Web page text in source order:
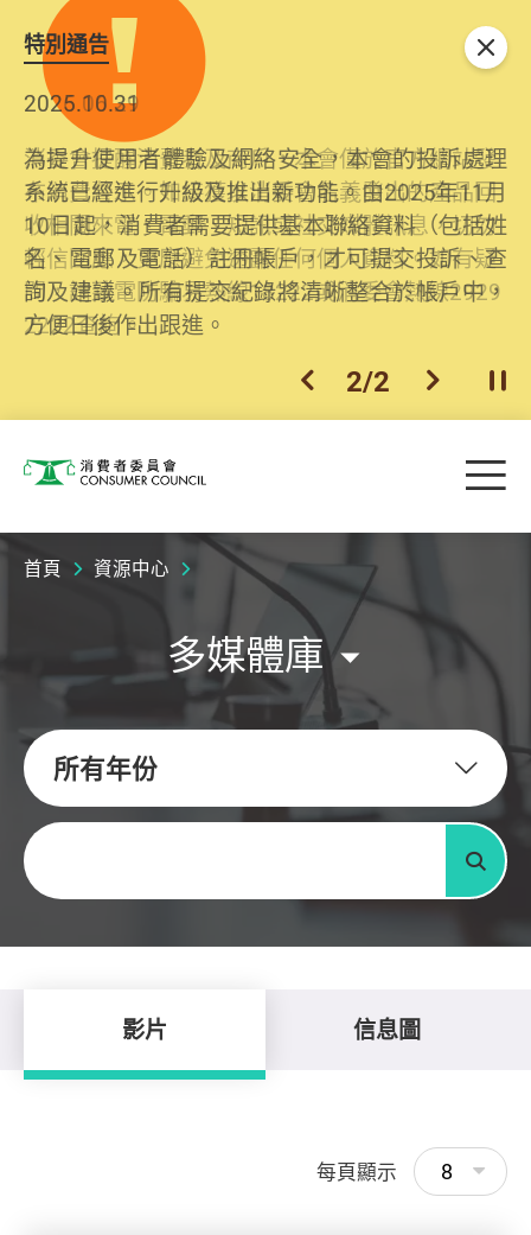
特別通告
2026.06.29
消委會提醒消費者及商戶，本會僅於官方網站發
布消費警示。如接獲以消委會名義發出的產品回
收相關來電、電郵、短訊或社交媒體訊息，切勿
輕信回應，更應避免透露任何個人資料。如有疑
問，請致電防騙易熱線18222或消委會熱線2929
2222查詢。
2025.10.31
為提升使用者體驗及網絡安全，本會的投訴處理
系統已經進行升級及推出新功能。由2025年11月
10日起，消費者需要提供基本聯絡資料（包括姓
名、電郵及電話）註冊帳戶，才可提交投訴、查
詢及建議。所有提交紀錄將清晰整合於帳戶中，
方便日後作出跟進。
上一個
2/2 下一個開
關閉
消費者委員會 目
首頁 資源中心
多媒體庫
所有年份
關鍵字
搜尋
影片 信息圖
每頁顯示 8